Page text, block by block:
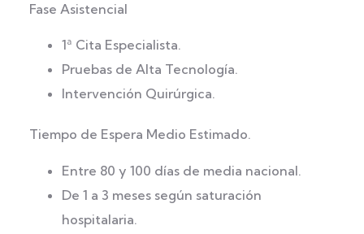
Fase Asistencial
1ª Cita Especialista.
Pruebas de Alta Tecnología.
Intervención Quirúrgica.
Tiempo de Espera Medio Estimado.
Entre 80 y 100 días de media nacional.
De 1 a 3 meses según saturación
hospitalaria.